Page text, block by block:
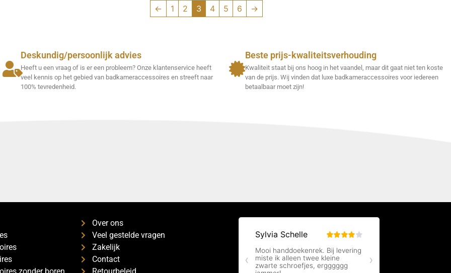
← 1 2 3 4 5 6 →
Deskundig/persoonlijk advies
Heeft u een vraag of is er een probleem? Onze klantenservice heeft
veel kennis op het gebied van badkameraccessoires en streeft naar
100% tevredenheid.
Beste prijs-kwaliteitsverhouding
Kwaliteit staat bij ons hoog in het vaandel, maar dit gaat niet ten koste
van de prijs. Wij vinden dat luxe badkameraccessoires voor iedereen
betaalbaar moet zijn!
Over ons
Veel gestelde vragen
Zakelijk
Contact